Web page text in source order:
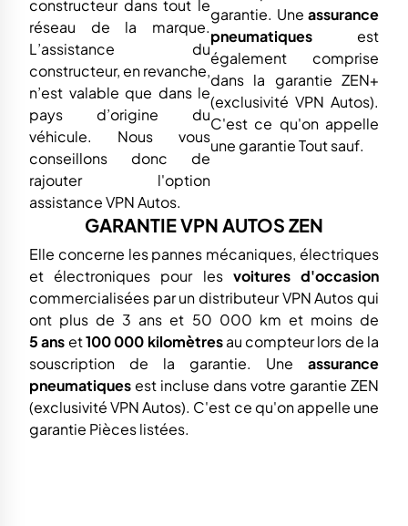
constructeur dans tout le
réseau de la marque.
L’assistance du
constructeur, en revanche,
n’est valable que dans le
pays d’origine du
véhicule. Nous vous
conseillons donc de
rajouter l'option
assistance VPN Autos.
garantie. Une assurance
pneumatiques est
également comprise
dans la garantie ZEN+
(exclusivité VPN Autos).
C'est ce qu'on appelle
une garantie Tout sauf.
GARANTIE VPN AUTOS ZEN
Elle concerne les pannes mécaniques, électriques
et électroniques pour les voitures d'occasion
commercialisées par un distributeur VPN Autos qui
ont plus de 3 ans et 50 000 km et moins de
5 anset100 000 kilomètresau compteur lors de la
souscription de la garantie. Une assurance
pneumatiquesest incluse dans votre garantie ZEN
(exclusivité VPN Autos). C'est ce qu'on appelle une
garantie Pièces listées.